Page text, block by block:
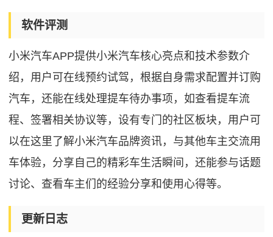
软件评测
小米汽车APP提供小米汽车核心亮点和技术参数介
绍，用户可在线预约试驾，根据自身需求配置并订购
汽车，还能在线处理提车待办事项，如查看提车流
程、签署相关协议等，设有专门的社区板块，用户可
以在这里了解小米汽车品牌资讯，与其他车主交流用
车体验，分享自己的精彩车生活瞬间，还能参与话题
讨论、查看车主们的经验分享和使用心得等。
更新日志